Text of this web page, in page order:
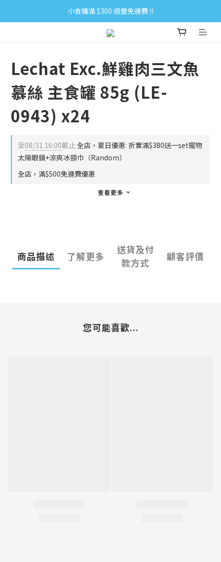
小食購滿 $300 順豐免運費 ‼
小食購滿 $300 順豐免運費 ‼
全單購滿 $500 免運費 ♥︎ 會員積分回贈 $1＝1Pt.
Lechat Exc.鮮雞肉三文魚
慕絲 主食罐 85g (LE-
0943) x24
至08/31 16:00截止全店，夏日優惠: 折實滿$380送一set寵物
太陽眼鏡+涼爽冰頸巾（Random）
全店，滿$500免運費優惠
查看更多
商品描述 了解更多
送貨及付
款方式
顧客評價
您可能喜歡...